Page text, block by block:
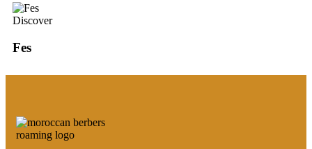
Discover
Fes